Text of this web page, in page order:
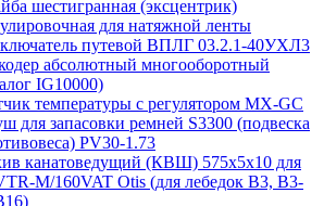
шестигранная (эксцентрик)
для натяжной ленты
путевой ВПЛГ 03.2.1-40УХЛ3
абсолютный многооборотный
IG10000)
температуры с регулятором MX-GC
для запасовки ремней S3300 (подвеска
PV30-1.73
канатоведущий (КВШ) 575х5х10 для
M/160VAT Otis (для лебедок B3, B3-